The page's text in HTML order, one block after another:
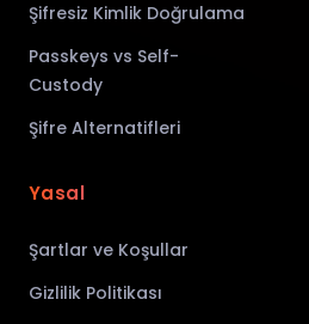
Şifresiz Kimlik Doğrulama
Passkeys vs Self-
Custody
Şifre Alternatifleri
Yasal
Şartlar ve Koşullar
Gizlilik Politikası